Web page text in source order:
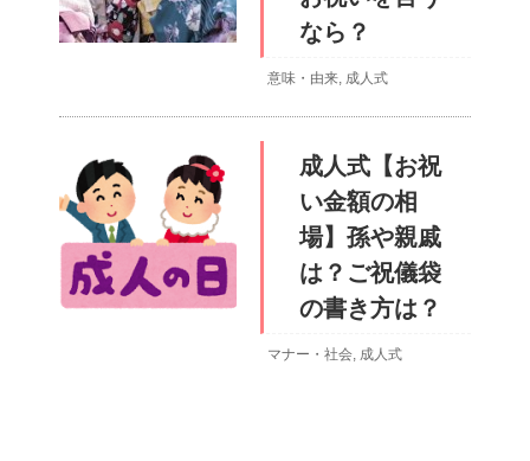
なら？
意味・由来, 成人式
成人式【お祝
い金額の相
場】孫や親戚
は？ご祝儀袋
の書き方は？
マナー・社会, 成人式